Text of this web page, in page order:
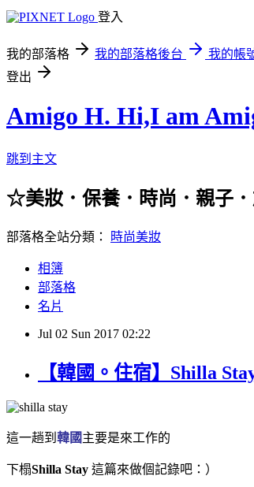
登入
我的部落格 我的部落格後台
我的帳
登出
Amigo H. Hi,I am
跳到主文
☆美妝．保養．時尚．親子
部落格全站分類： 時尚美妝
相簿
部落格
名片
Jul 02 Sun 2017 02:22
【韓國。住宿】Shilla
這一趟到 韓國主要是來工作的
下榻Shilla Stay 這篇來做個記錄吧：）